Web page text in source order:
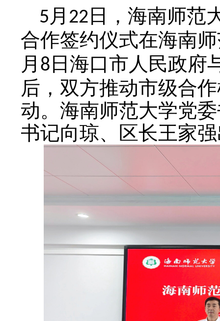
5 月 22 日，海南师范
合作签约仪式在海南
月 8 日海口市人民政府
后，双方推动市级合
动。海南师范大学党
书记向琼、区长王家